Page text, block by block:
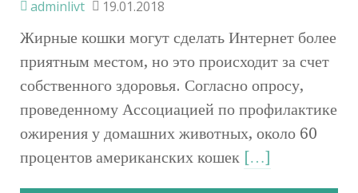
adminlivt 19.01.2018
Жирные кошки могут сделать Интернет более
приятным местом, но это происходит за счет
собственного здоровья. Согласно опросу,
проведенному Ассоциацией по профилактике
ожирения у домашних животных, около 60
процентов американских кошек […]